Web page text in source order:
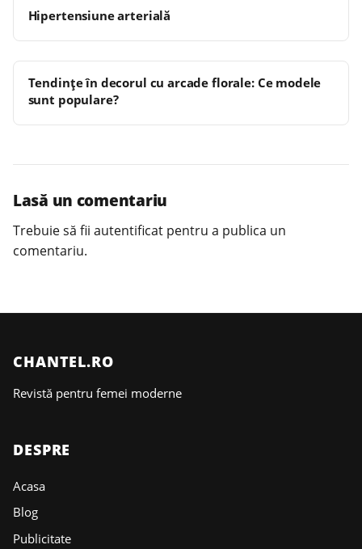
Hipertensiune arterială
Tendințe în decorul cu arcade florale: Ce modele
sunt populare?
Lasă un comentariu
Trebuie să fii autentificat pentru a publica un
comentariu.
CHANTEL.RO
Revistă pentru femei moderne
DESPRE
Acasa
Blog
Publicitate